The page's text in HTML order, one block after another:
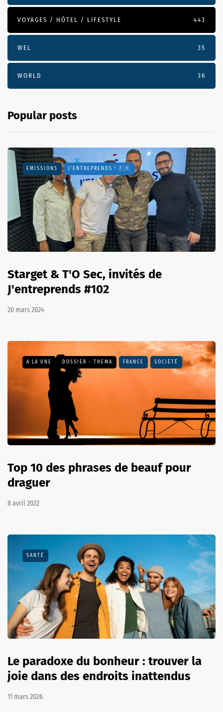
VOYAGES / HÔTEL / LIFESTYLE 443
WEL 35
WORLD 36
Popular posts
EMISSIONS J'ENTREPRENDS ! 🇫🇷
Starget & T'O Sec, invités de
J'entreprends #102
20 mars 2024
A LA UNE DOSSIER - THEMA FRANCE SOCIÉTÉ
Top 10 des phrases de beauf pour
draguer
8 avril 2022
SANTÉ
Le paradoxe du bonheur : trouver la
joie dans des endroits inattendus
11 mars 2026